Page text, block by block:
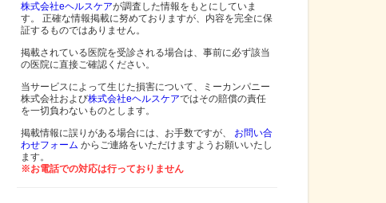
株式会社eヘルスケアが調査した情報をもとにしていま
す。 正確な情報掲載に努めておりますが、内容を完全に保
証するものではありません。
掲載されている医院を受診される場合は、事前に必ず該当
の医院に直接ご確認ください。
当サービスによって生じた損害について、ミーカンパニー
株式会社および株式会社eヘルスケアではその賠償の責任
を一切負わないものとします。
掲載情報に誤りがある場合には、お手数ですが、
お問い合
わせフォーム からご連絡をいただけますようお願いいたし
ます。
※お電話での対応は行っておりません